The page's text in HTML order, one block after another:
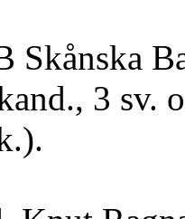
Skånska
3 sv.